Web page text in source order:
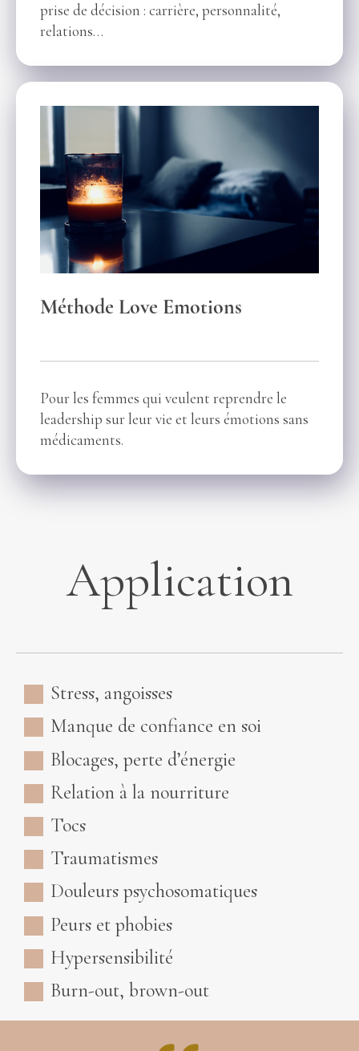
prise de décision : carrière, personnalité,
relations…
Méthode Love Emotions
Pour les femmes qui veulent reprendre le
leadership sur leur vie et leurs émotions sans
médicaments.
Application
Stress, angoisses
Manque de confiance en soi
Blocages, perte d’énergie
Relation à la nourriture
Tocs
Traumatismes
Douleurs psychosomatiques
Peurs et phobies
Hypersensibilité
Burn-out, brown-out